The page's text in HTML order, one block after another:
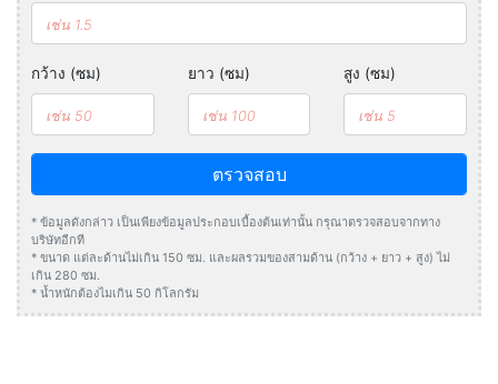
กว้าง (ซม) ยาว (ซม) สูง (ซม)
ตรวจสอบ
* ข้อมูลดังกล่าว เป็นเพียงข้อมูลประกอบเบื้องต้นเท่านั้น กรุณาตรวจสอบจากทาง
บริษัทอีกที
* ขนาด แต่ละด้านไม่เกิน 150 ซม. และผลรวมของสามด้าน (กว้าง + ยาว + สูง) ไม่
เกิน 280 ซม.
* น้ำหนักต้องไมเกิน 50 กิโลกรัม